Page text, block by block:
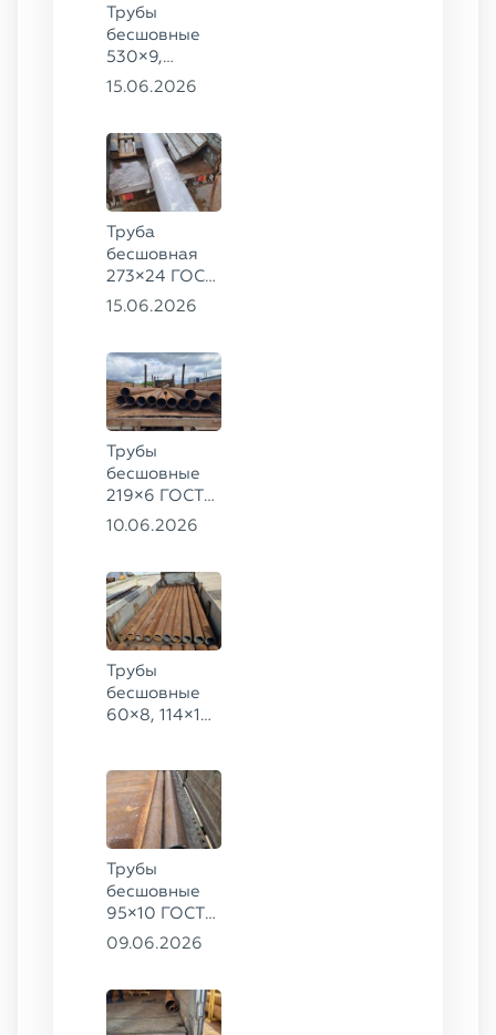
Трубы
бесшовные
530×9,
530×10 ст.
15.06.2026
Труба
бесшовная
273×24 ГОСТ
9941-81 сталь
15.06.2026
Трубы
бесшовные
219×6 ГОСТ
8732-78, ст.
10.06.2026
Трубы
бесшовные
60×8, 114×10,
8732-78, ст.
20
Трубы
бесшовные
95×10 ГОСТ
8732-78, ст.
09.06.2026